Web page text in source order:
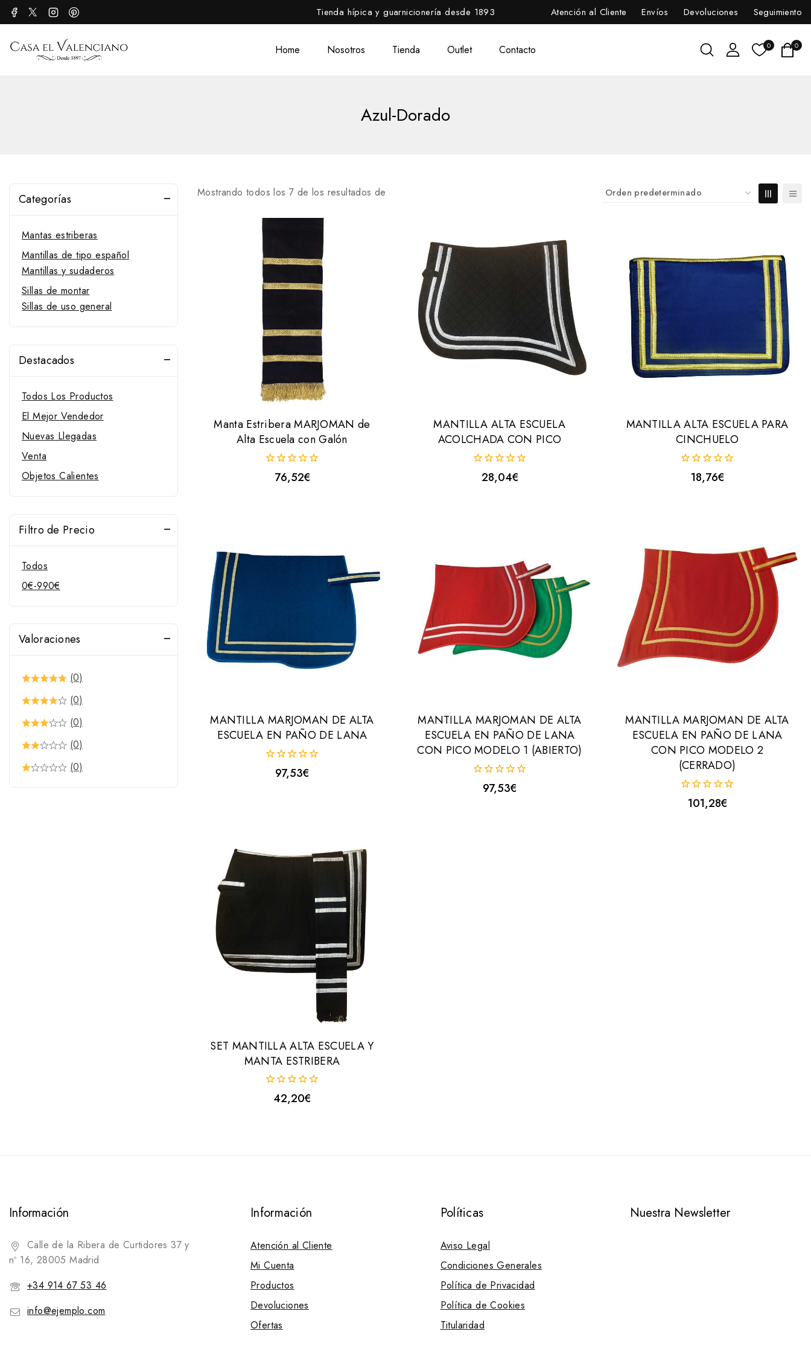
Tienda hípica y guarnicionería desde 1893 Atención al Cliente Envíos Devoluciones Seguimiento
Home Nosotros Tienda Outlet Contacto 0 0
Azul-Dorado
Mostrando todos los 7 de los resultados de
Manta Estribera MARJOMAN de
Alta Escuela con Galón
fuera
76,52€
MANTILLA ALTA ESCUELA
ACOLCHADA CON PICO
fuera
28,04€
MANTILLA ALTA ESCUELA PARA
CINCHUELO
fuera
18,76€
MANTILLA MARJOMAN DE ALTA
ESCUELA EN PAÑO DE LANA
fuera
97,53€
MANTILLA MARJOMAN DE ALTA
ESCUELA EN PAÑO DE LANA
CON PICO MODELO 1 (ABIERTO)
fuera
97,53€
MANTILLA MARJOMAN DE ALTA
ESCUELA EN PAÑO DE LANA
CON PICO MODELO 2
(CERRADO)
fuera
101,28€
SET MANTILLA ALTA ESCUELA Y
MANTA ESTRIBERA
42,20€
Categorías
Mantas estriberas
Mantillas de tipo español
Mantillas y sudaderos
Sillas de montar
Sillas de uso general
Destacados
Todos Los Productos
El Mejor Vendedor
Nuevas Llegadas
Venta
Objetos Calientes
Filtro de Precio
Todos
0€-990€
Valoraciones
(0)
(0)
(0)
(0)
(0)
Información
Calle de la Ribera de Curtidores 37 y
nº 16, 28005 Madrid
+34 914 67 53 46
info@ejemplo.com
Información
Atención al Cliente
Mi Cuenta
Productos
Devoluciones
Ofertas
Políticas
Aviso Legal
Condiciones Generales
Política de Privacidad
Política de Cookies
Titularidad
Nuestra Newsletter